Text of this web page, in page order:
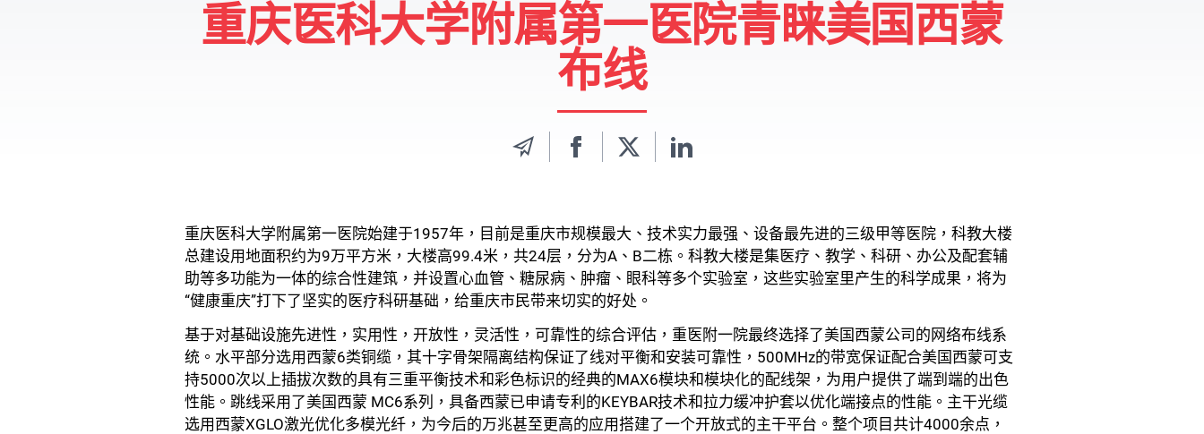
重庆医科大学附属第一医院青睐美国西蒙
布线
重庆医科大学附属第一医院始建于1957年，目前是重庆市规模最大、技术实力最强、设备最先进的三级甲等医院，科教大楼
总建设用地面积约为9万平方米，大楼高99.4米，共24层，分为A、B二栋。科教大楼是集医疗、教学、科研、办公及配套辅
助等多功能为一体的综合性建筑，并设置心血管、糖尿病、肿瘤、眼科等多个实验室，这些实验室里产生的科学成果，将为
“健康重庆”打下了坚实的医疗科研基础，给重庆市民带来切实的好处。
基于对基础设施先进性，实用性，开放性，灵活性，可靠性的综合评估，重医附一院最终选择了美国西蒙公司的网络布线系
统。水平部分选用西蒙6类铜缆，其十字骨架隔离结构保证了线对平衡和安装可靠性，500MHz的带宽保证配合美国西蒙可支
持5000次以上插拔次数的具有三重平衡技术和彩色标识的经典的MAX6模块和模块化的配线架，为用户提供了端到端的出色
性能。跳线采用了美国西蒙 MC6系列，具备西蒙已申请专利的KEYBAR技术和拉力缓冲护套以优化端接点的性能。主干光缆
选用西蒙XGLO激光优化多模光纤，为今后的万兆甚至更高的应用搭建了一个开放式的主干平台。整个项目共计4000余点，